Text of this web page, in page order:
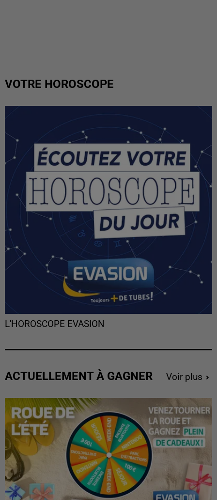
VOTRE HOROSCOPE
L'HOROSCOPE EVASION
ACTUELLEMENT À GAGNER Voir plus